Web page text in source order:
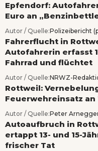
Epfendorf:
Euro an
Autor / Quelle:Polizeibericht
Fahrerflucht in
Autofahrerin erfasst
Fahrrad und flüchtet
Autor / Quelle:NRWZ-
Rottweil:
Feuerwehreinsatz
Autor / Quelle:Peter
Autoaufbruch in
ertappt 13- und 15-
frischer Tat